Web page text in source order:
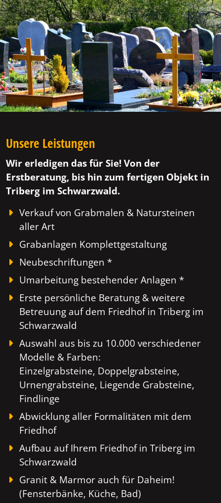
Unsere Leistungen
Wir erledigen das für Sie! Von der
Erstberatung, bis hin zum fertigen Objekt in
Triberg im Schwarzwald.
Verkauf von Grabmalen & Natursteinen
aller Art
Grabanlagen Komplettgestaltung
Neubeschriftungen *
Umarbeitung bestehender Anlagen *
Erste persönliche Beratung & weitere
Betreuung auf dem Friedhof in Triberg im
Schwarzwald
Auswahl aus bis zu 10.000 verschiedener
Modelle & Farben:
Einzelgrabsteine, Doppelgrabsteine,
Urnengrabsteine, Liegende Grabsteine,
Findlinge
Abwicklung aller Formalitäten mit dem
Friedhof
Aufbau auf Ihrem Friedhof in Triberg im
Schwarzwald
Granit & Marmor auch für Daheim!
(Fensterbänke, Küche, Bad)